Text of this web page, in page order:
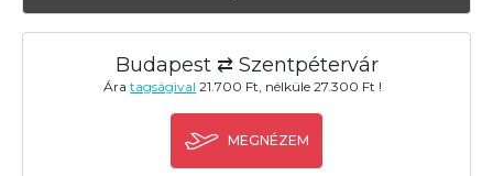
Budapest ⇄ Szentpétervár
Áratagságival 21.700 Ft, nélküle 27.300 Ft !
MEGNÉZEM